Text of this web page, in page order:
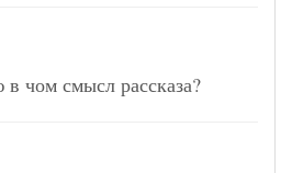
чом смысл рассказа?